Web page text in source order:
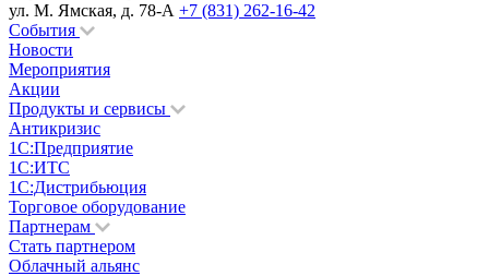
ул. М. Ямская, д. 78-А +7 (831) 262-16-42
События
Новости
Мероприятия
Акции
Продукты и сервисы
Антикризис
1С:Предприятие
1С:ИТС
1С:Дистрибьюция
Торговое оборудование
Партнерам
Стать партнером
Облачный альянс